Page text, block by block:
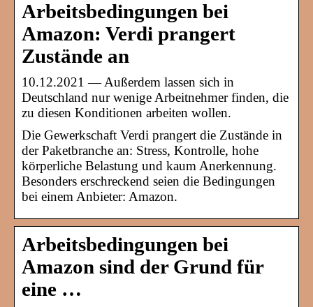
Arbeitsbedingungen bei
Amazon: Verdi prangert
Zustände an
10.12.2021 — Außerdem lassen sich in
Deutschland nur wenige Arbeitnehmer finden, die
zu diesen Konditionen arbeiten wollen.
Die Gewerkschaft Verdi prangert die Zustände in
der Paketbranche an: Stress, Kontrolle, hohe
körperliche Belastung und kaum Anerkennung.
Besonders erschreckend seien die Bedingungen
bei einem Anbieter: Amazon.
Arbeitsbedingungen bei
Amazon sind der Grund für
eine …